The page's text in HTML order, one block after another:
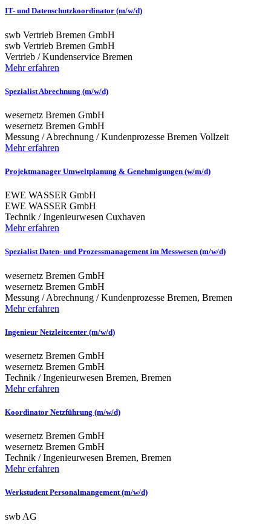
IT- und Datenschutzkoordinator (m/w/d)
swb Vertrieb Bremen GmbH
swb Vertrieb Bremen GmbH
Vertrieb / Kundenservice Bremen
Mehr erfahren
Spezialist Abrechnung (m/w/d)
wesernetz Bremen GmbH
wesernetz Bremen GmbH
Messung / Abrechnung / Kundenprozesse Bremen Vollzeit
Mehr erfahren
Projektmanager Umweltplanung & Genehmigungen (w/m/d)
EWE WASSER GmbH
EWE WASSER GmbH
Technik / Ingenieurwesen Cuxhaven
Mehr erfahren
Spezialist Daten- und Prozessmanagement im Messwesen (m/w/d)
wesernetz Bremen GmbH
wesernetz Bremen GmbH
Messung / Abrechnung / Kundenprozesse Bremen, Bremen
Mehr erfahren
Ingenieur Netzleitcenter (m/w/d)
wesernetz Bremen GmbH
wesernetz Bremen GmbH
Technik / Ingenieurwesen Bremen, Bremen
Mehr erfahren
Koordinator Netzführung (m/w/d)
wesernetz Bremen GmbH
wesernetz Bremen GmbH
Technik / Ingenieurwesen Bremen, Bremen
Mehr erfahren
Werkstudent Personalmangement (m/w/d)
swb AG